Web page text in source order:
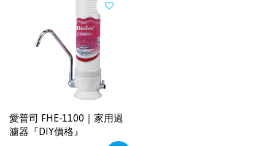
愛普司 FHE-1100｜家用過
濾器『DIY價格』